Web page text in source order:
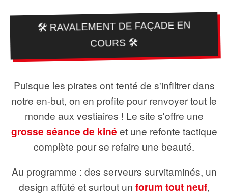
🛠️ RAVALEMENT DE FAÇADE EN
COURS 🛠️
Puisque les pirates ont tenté de s'infiltrer dans
notre en-but, on en profite pour renvoyer tout le
monde aux vestiaires ! Le site s'offre une
grosse séance de kiné et une refonte tactique
complète pour se refaire une beauté.
Au programme : des serveurs survitaminés, un
design affûté et surtout un forum tout neuf,